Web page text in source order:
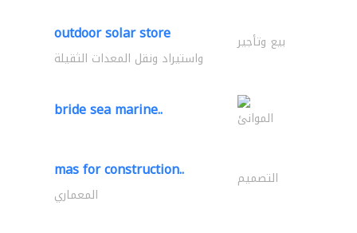
outdoor solar store بيع وتأجير
واستيراد ونقل المعدات الثقيلة
bride sea marine.. الموانئ
mas for construction.. التصميم
المعماري